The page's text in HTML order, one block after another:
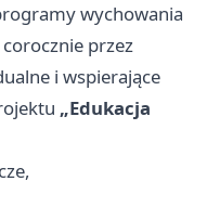
wychowania
przez
i wspierające
„Edukacja